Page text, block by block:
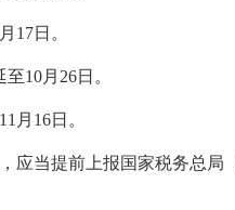
17日。
10月26日。
月16日。
应当提前上报国家税务总局